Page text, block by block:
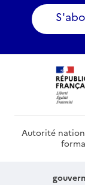
Autorité